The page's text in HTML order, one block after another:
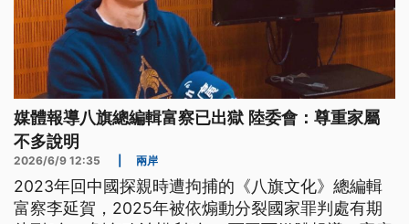
媒體報導八旗總編輯富察已出獄 陸委會：尊重家屬
不多說明
2026/6/9 12:35 兩岸
2023年回中國探親時遭拘捕的《八旗文化》總編輯
富察李延賀，2025年被依煽動分裂國家罪判處有期